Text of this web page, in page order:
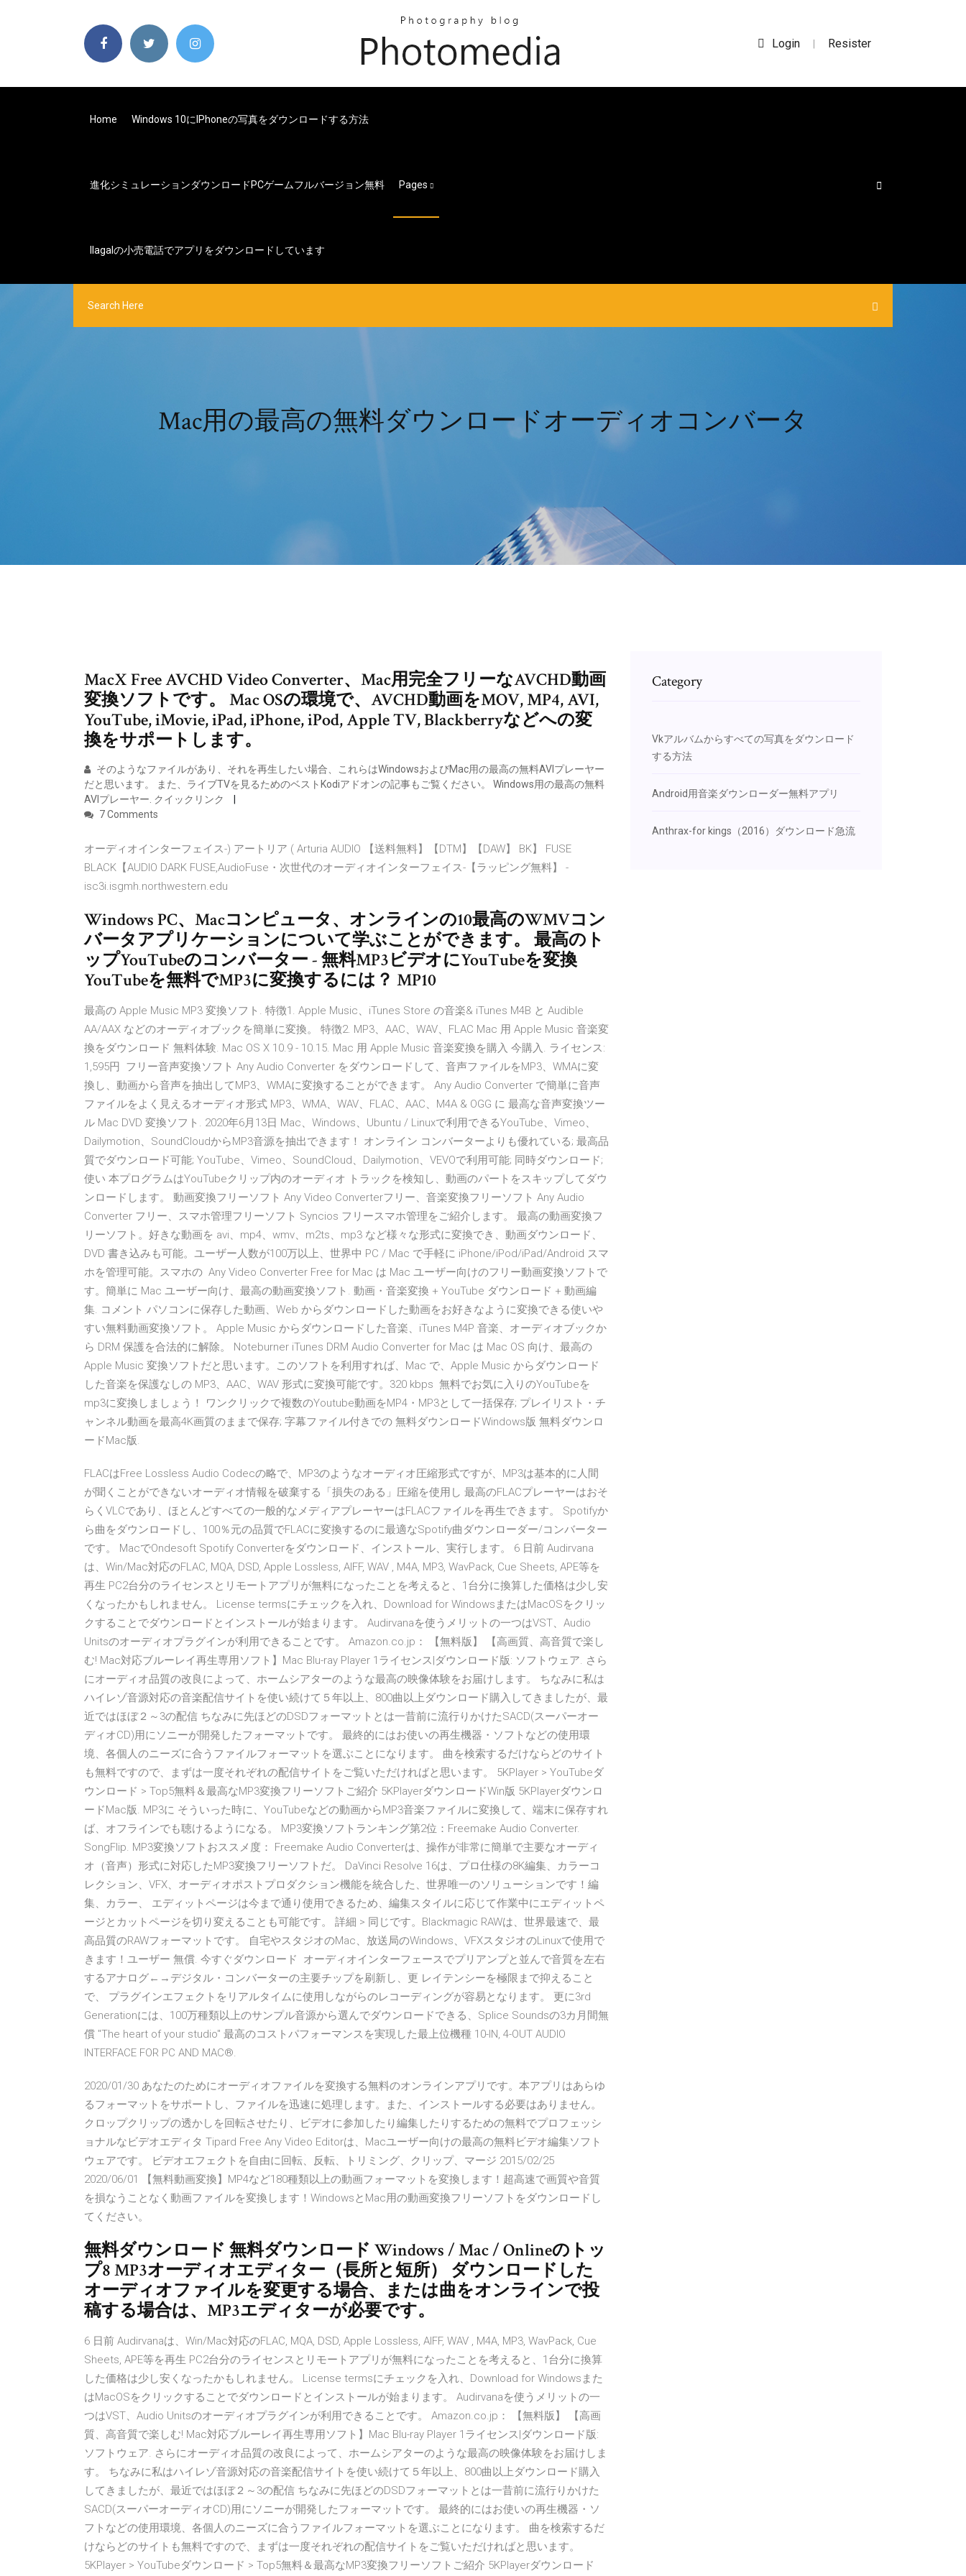
Login | Resister
Home Windows 10にiPhoneの写真をダウンロードする方法
進化シミュレーションダウンロードPCゲームフルバージョン無料 Pages
Ilagalの小売電話でアプリをダウンロードしています
Mac用の最高の無料ダウンロードオーディオコンバータ
MacX Free AVCHD Video Converter、Mac用完全フリーなAVCHD動画
変換ソフトです。 Mac OSの環境で、AVCHD動画をMOV, MP4, AVI,
YouTube, iMovie, iPad, iPhone, iPod, Apple TV, Blackberryなどへの変
換をサポートします。
そのようなファイルがあり、それを再生したい場合、これらはWindowsおよびMac用の最高の無料AVIプレーヤー
だと思います。 また、ライブTVを見るためのベストKodiアドオンの記事もご覧ください。 Windows用の最高の無料
AVIプレーヤー. クイックリンク
7 Comments
オーディオインターフェイス-) アートリア ( Arturia AUDIO 【送料無料】【DTM】【DAW】 BK】 FUSE
BLACK【AUDIO DARK FUSE,AudioFuse・次世代のオーディオインターフェイス-【ラッピング無料】 -
isc3i.isgmh.northwestern.edu
Windows PC、Macコンピュータ、オンラインの10最高のWMVコン
バータアプリケーションについて学ぶことができます。 最高のト
ップYouTubeのコンバーター - 無料MP3ビデオにYouTubeを変換
YouTubeを無料でMP3に変換するには？ MP10
最高の Apple Music MP3 変換ソフト. 特徴1. Apple Music、iTunes Store の音楽& iTunes M4B と Audible
AA/AAX などのオーディオブックを簡単に変換。 特徴2. MP3、AAC、WAV、FLAC Mac 用 Apple Music 音楽変
換をダウンロード 無料体験. Mac OS X 10.9 - 10.15. Mac 用 Apple Music 音楽変換を購入 今購入. ライセンス:
1,595円 フリー音声変換ソフト Any Audio Converter をダウンロードして、音声ファイルをMP3、WMAに変
換し、動画から音声を抽出してMP3、WMAに変換することができます。 Any Audio Converter で簡単に音声
ファイルをよく見えるオーディオ形式 MP3、WMA、WAV、FLAC、AAC、M4A & OGG に 最高な音声変換ツー
ル Mac DVD 変換ソフト. 2020年6月13日 Mac、Windows、Ubuntu / Linuxで利用できるYouTube、Vimeo、
Dailymotion、SoundCloudからMP3音源を抽出できます！ オンライン コンバーターよりも優れている; 最高品
質でダウンロード可能; YouTube、Vimeo、SoundCloud、Dailymotion、VEVOで利用可能; 同時ダウンロード;
使い 本プログラムはYouTubeクリップ内のオーディオ トラックを検知し、動画のパートをスキップしてダウ
ンロードします。 動画変換フリーソフト Any Video Converterフリー、音楽変換フリーソフト Any Audio
Converter フリー、スマホ管理フリーソフト Syncios フリースマホ管理をご紹介します。 最高の動画変換フ
リーソフト。好きな動画を avi、mp4、wmv、m2ts、mp3 など様々な形式に変換でき、動画ダウンロード、
DVD 書き込みも可能。ユーザー人数が100万以上、世界中 PC / Mac で手軽に iPhone/iPod/iPad/Android スマ
ホを管理可能。スマホの Any Video Converter Free for Mac は Mac ユーザー向けのフリー動画変換ソフトで
す。簡単に Mac ユーザー向け、最高の動画変換ソフト. 動画・音楽変換 + YouTube ダウンロード + 動画編
集. コメント パソコンに保存した動画、Web からダウンロードした動画をお好きなように変換できる使いや
すい無料動画変換ソフト。 Apple Music からダウンロードした音楽、iTunes M4P 音楽、オーディオブックか
ら DRM 保護を合法的に解除。 Noteburner iTunes DRM Audio Converter for Mac は Mac OS 向け、最高の
Apple Music 変換ソフトだと思います。このソフトを利用すれば、Mac で、Apple Music からダウンロード
した音楽を保護なしの MP3、AAC、WAV 形式に変換可能です。320 kbps 無料でお気に入りのYouTubeを
mp3に変換しましょう！ ワンクリックで複数のYoutube動画をMP4・MP3として一括保存; プレイリスト・チ
ャンネル動画を最高4K画質のままで保存; 字幕ファイル付きでの 無料ダウンロードWindows版 無料ダウンロ
ードMac版.
FLACはFree Lossless Audio Codecの略で、MP3のようなオーディオ圧縮形式ですが、MP3は基本的に人間
が聞くことができないオーディオ情報を破棄する「損失のある」圧縮を使用し 最高のFLACプレーヤーはおそ
らくVLCであり、ほとんどすべての一般的なメディアプレーヤーはFLACファイルを再生できます。 Spotifyか
ら曲をダウンロードし、100％元の品質でFLACに変換するのに最適なSpotify曲ダウンローダー/コンバーター
です。 MacでOndesoft Spotify Converterをダウンロード、インストール、実行します。 6 日前 Audirvana
は、Win/Mac対応のFLAC, MQA, DSD, Apple Lossless, AIFF, WAV , M4A, MP3, WavPack, Cue Sheets, APE等を
再生 PC2台分のライセンスとリモートアプリが無料になったことを考えると、1台分に換算した価格は少し安
くなったかもしれません。 License termsにチェックを入れ、Download for WindowsまたはMacOSをクリッ
クすることでダウンロードとインストールが始まります。 Audirvanaを使うメリットの一つはVST、Audio
Unitsのオーディオプラグインが利用できることです。 Amazon.co.jp： 【無料版】 【高画質、高音質で楽し
む! Mac対応ブルーレイ再生専用ソフト】Mac Blu-ray Player 1ライセンス|ダウンロード版: ソフトウェア. さら
にオーディオ品質の改良によって、ホームシアターのような最高の映像体験をお届けします。 ちなみに私は
ハイレゾ音源対応の音楽配信サイトを使い続けて５年以上、800曲以上ダウンロード購入してきましたが、最
近ではほぼ２～3の配信 ちなみに先ほどのDSDフォーマットとは一昔前に流行りかけたSACD(スーパーオー
ディオCD)用にソニーが開発したフォーマットです。 最終的にはお使いの再生機器・ソフトなどの使用環
境、各個人のニーズに合うファイルフォーマットを選ぶことになります。 曲を検索するだけならどのサイト
も無料ですので、まずは一度それぞれの配信サイトをご覧いただければと思います。 5KPlayer > YouTubeダ
ウンロード > Top5無料＆最高なMP3変換フリーソフトご紹介 5KPlayerダウンロードWin版 5KPlayerダウンロ
ードMac版. MP3に そういった時に、YouTubeなどの動画からMP3音楽ファイルに変換して、端末に保存すれ
ば、オフラインでも聴けるようになる。 MP3変換ソフトランキング第2位：Freemake Audio Converter.
SongFlip. MP3変換ソフトおススメ度： Freemake Audio Converterは、操作が非常に簡単で主要なオーディ
オ（音声）形式に対応したMP3変換フリーソフトだ。 DaVinci Resolve 16は、プロ仕様の8K編集、カラーコ
レクション、VFX、オーディオポストプロダクション機能を統合した、世界唯一のソリューションです！編
集、カラー、 エディットページは今まで通り使用できるため、編集スタイルに応じて作業中にエディットペ
ージとカットページを切り変えることも可能です。 詳細 > 同じです。Blackmagic RAWは、世界最速で、最
高品質のRAWフォーマットです。 自宅やスタジオのMac、放送局のWindows、VFXスタジオのLinuxで使用で
きます！ユーザー 無償. 今すぐダウンロード オーディオインターフェースでプリアンプと並んで音質を左右
するアナログ←→デジタル・コンバーターの主要チップを刷新し、更 レイテンシーを極限まで抑えること
で、 プラグインエフェクトをリアルタイムに使用しながらのレコーディングが容易となります。 更に3rd
Generationには、100万種類以上のサンプル音源から選んでダウンロードできる、Splice Soundsの3カ月間無
償 "The heart of your studio" 最高のコストパフォーマンスを実現した最上位機種 10-IN, 4-OUT AUDIO
INTERFACE FOR PC AND MAC®.
2020/01/30 あなたのためにオーディオファイルを変換する無料のオンラインアプリです。本アプリはあらゆ
るフォーマットをサポートし、ファイルを迅速に処理します。また、インストールする必要はありません。
クロップクリップの透かしを回転させたり、ビデオに参加したり編集したりするための無料でプロフェッシ
ョナルなビデオエディタ Tipard Free Any Video Editorは、Macユーザー向けの最高の無料ビデオ編集ソフト
ウェアです。 ビデオエフェクトを自由に回転、反転、トリミング、クリップ、マージ 2015/02/25
2020/06/01 【無料動画変換】MP4など180種類以上の動画フォーマットを変換します！超高速で画質や音質
を損なうことなく動画ファイルを変換します！WindowsとMac用の動画変換フリーソフトをダウンロードし
てください。
無料ダウンロード 無料ダウンロード Windows / Mac / Onlineのトッ
プ8 MP3オーディオエディター（長所と短所） ダウンロードした
オーディオファイルを変更する場合、または曲をオンラインで投
稿する場合は、MP3エディターが必要です。
6 日前 Audirvanaは、Win/Mac対応のFLAC, MQA, DSD, Apple Lossless, AIFF, WAV , M4A, MP3, WavPack, Cue
Sheets, APE等を再生 PC2台分のライセンスとリモートアプリが無料になったことを考えると、1台分に換算
した価格は少し安くなったかもしれません。 License termsにチェックを入れ、Download for Windowsまた
はMacOSをクリックすることでダウンロードとインストールが始まります。 Audirvanaを使うメリットの一
つはVST、Audio Unitsのオーディオプラグインが利用できることです。 Amazon.co.jp： 【無料版】 【高画
質、高音質で楽しむ! Mac対応ブルーレイ再生専用ソフト】Mac Blu-ray Player 1ライセンス|ダウンロード版:
ソフトウェア. さらにオーディオ品質の改良によって、ホームシアターのような最高の映像体験をお届けしま
す。 ちなみに私はハイレゾ音源対応の音楽配信サイトを使い続けて５年以上、800曲以上ダウンロード購入
してきましたが、最近ではほぼ２～3の配信 ちなみに先ほどのDSDフォーマットとは一昔前に流行りかけた
SACD(スーパーオーディオCD)用にソニーが開発したフォーマットです。 最終的にはお使いの再生機器・ソ
フトなどの使用環境、各個人のニーズに合うファイルフォーマットを選ぶことになります。 曲を検索するだ
けならどのサイトも無料ですので、まずは一度それぞれの配信サイトをご覧いただければと思います。
5KPlayer > YouTubeダウンロード > Top5無料＆最高なMP3変換フリーソフトご紹介 5KPlayerダウンロード
Category
Vkアルバムからすべての写真をダウンロード
する方法
Android用音楽ダウンローダー無料アプリ
Anthrax-for kings（2016）ダウンロード急流